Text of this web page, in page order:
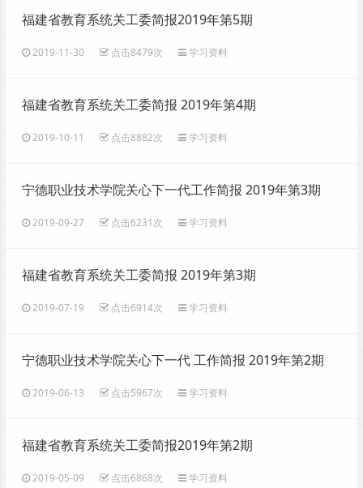
福建省教育系统关工委简报2019年第5期
2019-11-30 点击8479次 学习资料
福建省教育系统关工委简报 2019年第4期
2019-10-11 点击8882次 学习资料
宁德职业技术学院关心下一代工作简报 2019年第3期
2019-09-27 点击6231次 学习资料
福建省教育系统关工委简报 2019年第3期
2019-07-19 点击6914次 学习资料
宁德职业技术学院关心下一代 工作简报 2019年第2期
2019-06-13 点击5967次 学习资料
福建省教育系统关工委简报2019年第2期
2019-05-09 点击6868次 学习资料